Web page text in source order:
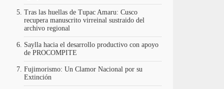
Tras las huellas de Tupac Amaru: Cusco
recupera manuscrito virreinal sustraido del
archivo regional
Saylla hacia el desarrollo productivo con apoyo
de PROCOMPITE
Fujimorismo: Un Clamor Nacional por su
Extinción